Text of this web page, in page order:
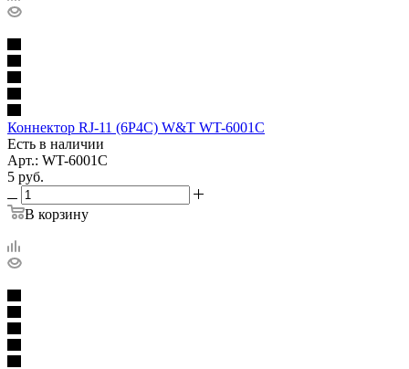
Коннектор RJ-11 (6P4C) W&T WT-6001C
Есть в наличии
Арт.: WT-6001С
5 руб.
В корзину